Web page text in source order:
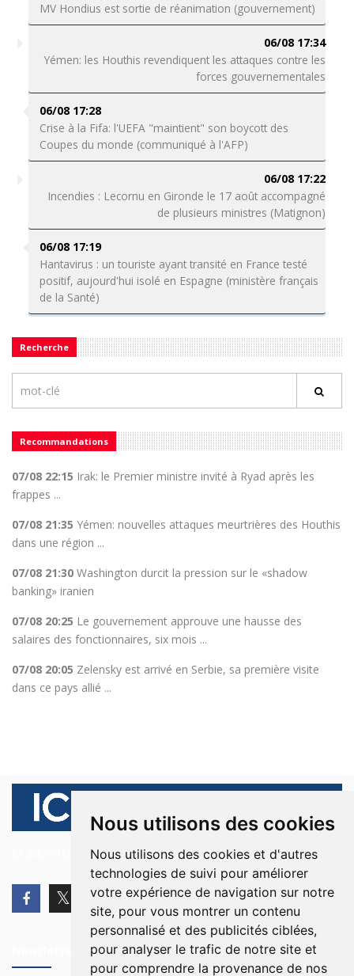
Nous utilisons des cookies
Nous utilisons des cookies et d'autres
technologies de suivi pour améliorer
votre expérience de navigation sur notre
site, pour vous montrer un contenu
personnalisé et des publicités ciblées,
pour analyser le trafic de notre site et
pour comprendre la provenance de nos
MV Hondius est sortie de réanimation (gouvernement)
06/08 17:34
Yémen: les Houthis revendiquent les attaques contre les
forces gouvernementales
06/08 17:28
Crise à la Fifa: l'UEFA "maintient" son boycott des
Coupes du monde (communiqué à l'AFP)
06/08 17:22
Incendies : Lecornu en Gironde le 17 août accompagné
de plusieurs ministres (Matignon)
06/08 17:19
Hantavirus : un touriste ayant transité en France testé
positif, aujourd'hui isolé en Espagne (ministère français
de la Santé)
Recherche
Recommandations
07/08 22:15 Irak: le Premier ministre invité à Ryad après les
frappes ...
07/08 21:35 Yémen: nouvelles attaques meurtrières des Houthis
dans une région ...
07/08 21:30 Washington durcit la pression sur le «shadow
banking» iranien
07/08 20:25 Le gouvernement approuve une hausse des
salaires des fonctionnaires, six mois ...
07/08 20:05 Zelensky est arrivé en Serbie, sa première visite
dans ce pays allié ...
© 2026 Ici Beyrouth. Tous les droits sont réservés.